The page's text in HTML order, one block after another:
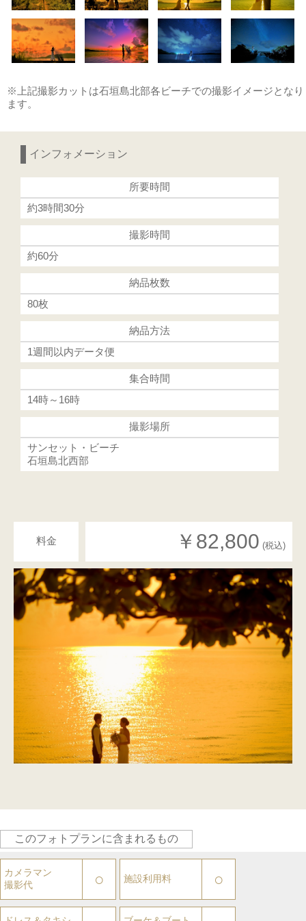
※上記撮影カットは石垣島北部各ビーチでの撮影イメージとなり
ます。
インフォメーション
所要時間
約3時間30分
撮影時間
約60分
納品枚数
80枚
納品方法
1週間以内データ便
集合時間
14時～16時
撮影場所
サンセット・ビーチ
石垣島北西部
料金 ￥82,800 (税込)
このフォトプランに含まれるもの
カメラマン
撮影代
○ 施設利用料 ○